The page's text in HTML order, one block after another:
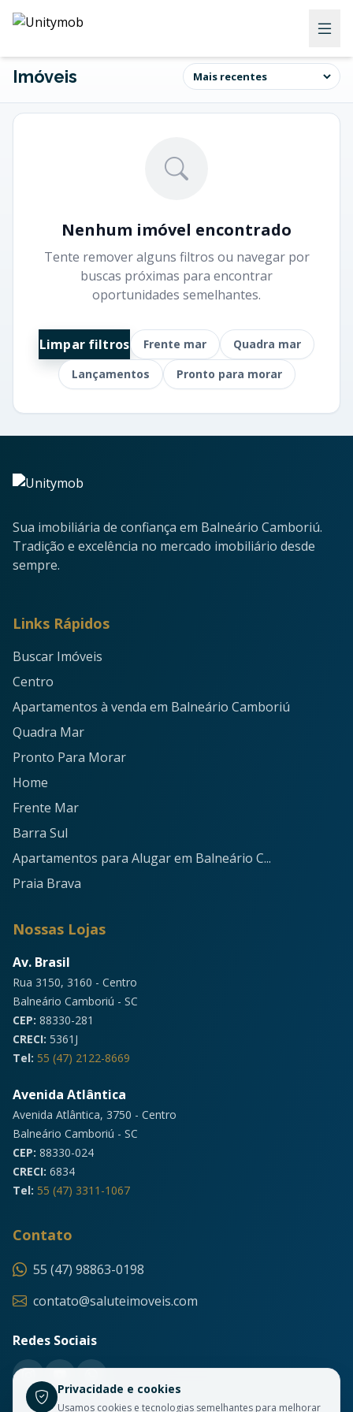
Imóveis
Nenhum imóvel encontrado
Tente remover alguns filtros ou navegar por
buscas próximas para encontrar
oportunidades semelhantes.
Limpar filtros Frente mar
Quadra mar
Lançamentos
Pronto para morar
Sua imobiliária de confiança em Balneário Camboriú.
Tradição e excelência no mercado imobiliário desde
sempre.
Links Rápidos
Buscar Imóveis
Centro
Apartamentos à venda em Balneário Camboriú
Quadra Mar
Pronto Para Morar
Home
Frente Mar
Barra Sul
Apartamentos para Alugar em Balneário C...
Praia Brava
Nossas Lojas
Av. Brasil
Rua 3150, 3160 - Centro
Balneário Camboriú - SC
CEP: 88330-281
CRECI: 5361J
Tel: 55 (47) 2122-8669
Avenida Atlântica
Avenida Atlântica, 3750 - Centro
Balneário Camboriú - SC
CEP: 88330-024
CRECI: 6834
Tel: 55 (47) 3311-1067
Contato
55 (47) 98863-0198
contato@saluteimoveis.com
Redes Sociais
Privacidade e cookies
Usamos cookies e tecnologias semelhantes para melhorar